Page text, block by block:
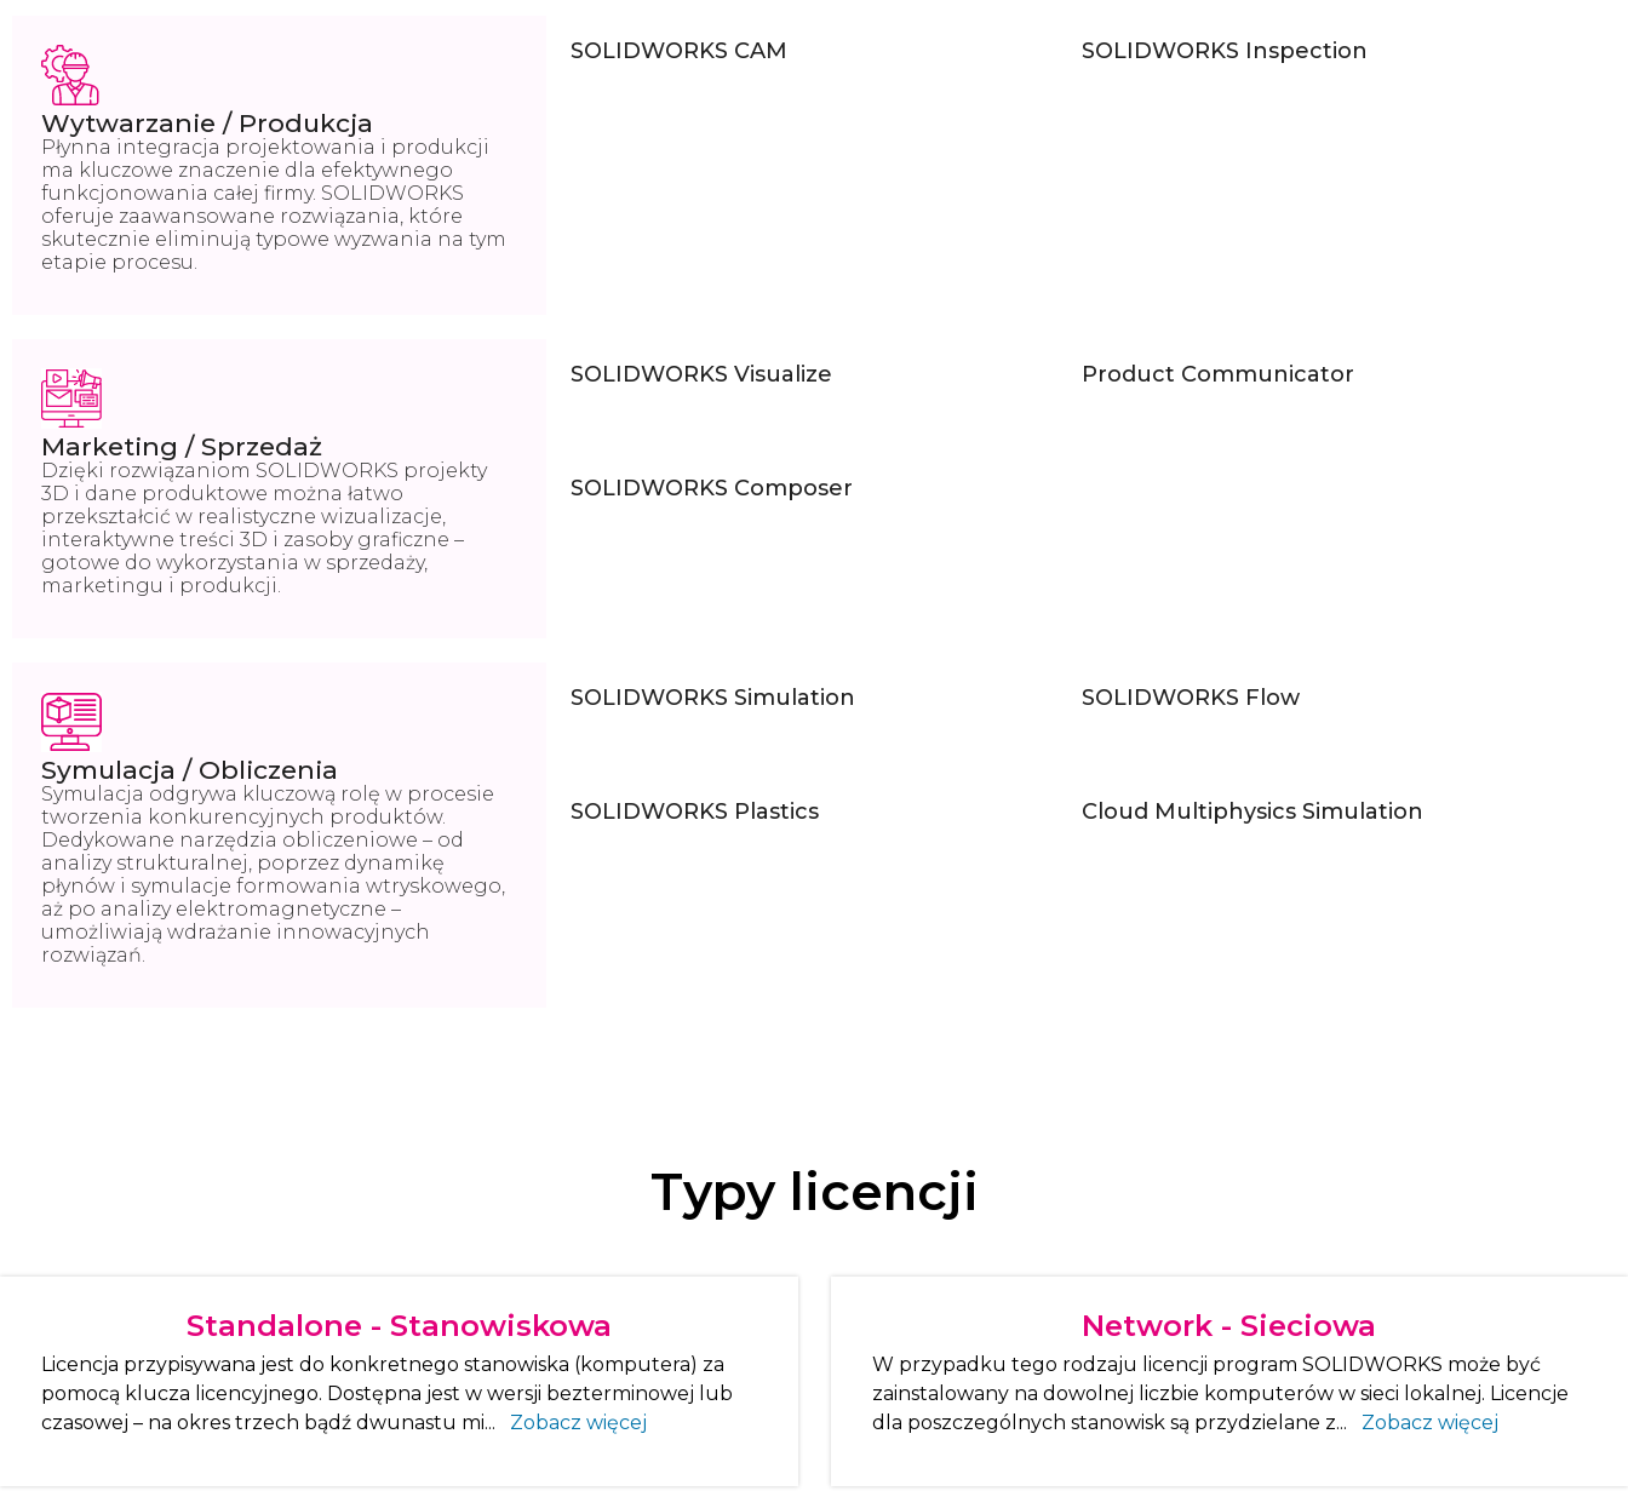
Wytwarzanie / Produkcja
Płynna integracja projektowania i produkcji
ma kluczowe znaczenie dla efektywnego
funkcjonowania całej firmy. SOLIDWORKS
oferuje zaawansowane rozwiązania, które
skutecznie eliminują typowe wyzwania na tym
etapie procesu.
SOLIDWORKS CAM SOLIDWORKS Inspection
Marketing / Sprzedaż
Dzięki rozwiązaniom SOLIDWORKS projekty
3D i dane produktowe można łatwo
przekształcić w realistyczne wizualizacje,
interaktywne treści 3D i zasoby graficzne –
gotowe do wykorzystania w sprzedaży,
marketingu i produkcji.
SOLIDWORKS Visualize Product Communicator
SOLIDWORKS Composer
Symulacja / Obliczenia
Symulacja odgrywa kluczową rolę w procesie
tworzenia konkurencyjnych produktów.
Dedykowane narzędzia obliczeniowe – od
analizy strukturalnej, poprzez dynamikę
płynów i symulacje formowania wtryskowego,
aż po analizy elektromagnetyczne –
umożliwiają wdrażanie innowacyjnych
rozwiązań.
SOLIDWORKS Simulation SOLIDWORKS Flow
SOLIDWORKS Plastics Cloud Multiphysics Simulation
Typy licencji
Standalone - Stanowiskowa
Licencja przypisywana jest do konkretnego stanowiska (komputera) za
pomocą klucza licencyjnego. Dostępna jest w wersji bezterminowej lub
czasowej – na okres trzech bądź dwunastu mi...
Zobacz więcej
Network - Sieciowa
W przypadku tego rodzaju licencji program SOLIDWORKS może być
zainstalowany na dowolnej liczbie komputerów w sieci lokalnej. Licencje
dla poszczególnych stanowisk są przydzielane z...
Zobacz więcej